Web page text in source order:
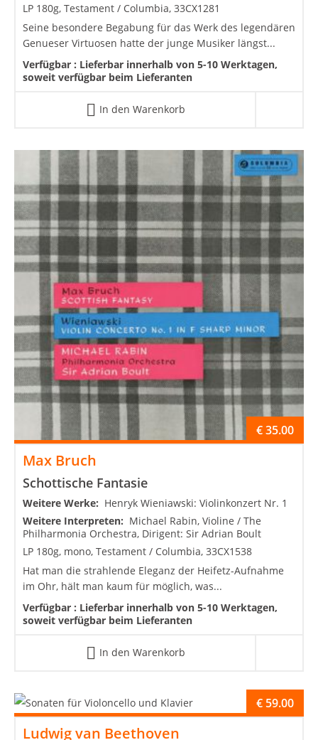
LP 180g, Testament / Columbia, 33CX1281
Seine besondere Begabung für das Werk des legendären
Genueser Virtuosen hatte der junge Musiker längst...
Verfügbar : Lieferbar innerhalb von 5-10 Werktagen,
soweit verfügbar beim Lieferanten
In den Warenkorb
Max Bruch
Schottische Fantasie
€35.00
Weitere Werke: Henryk Wieniawski: Violinkonzert Nr. 1
Weitere Interpreten: Michael Rabin, Violine / The
Philharmonia Orchestra, Dirigent: Sir Adrian Boult
LP 180g, mono, Testament / Columbia, 33CX1538
Hat man die strahlende Eleganz der Heifetz-Aufnahme
im Ohr, hält man kaum für möglich, was...
Verfügbar : Lieferbar innerhalb von 5-10 Werktagen,
soweit verfügbar beim Lieferanten
In den Warenkorb
Ludwig van Beethoven
€ 59.00